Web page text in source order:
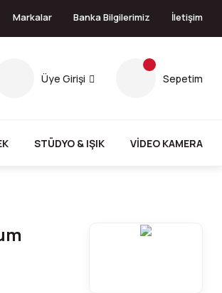
Markalar Banka Bilgilerimiz İletişim
Üye Girişi Sepetim
STÜDYO & IŞIK VİDEO KAMERA